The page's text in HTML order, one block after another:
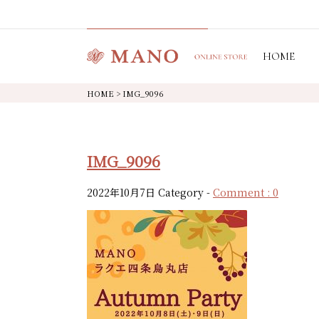
HOME
HOME > IMG_9096
IMG_9096
2022年10月7日 Category - Comment : 0